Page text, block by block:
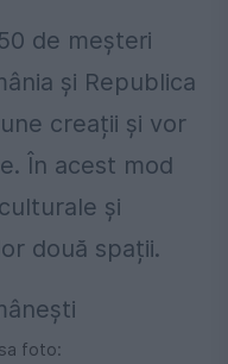
de meșteri
și Republica
creații și vor
În acest mod
și
două spații.
foto: